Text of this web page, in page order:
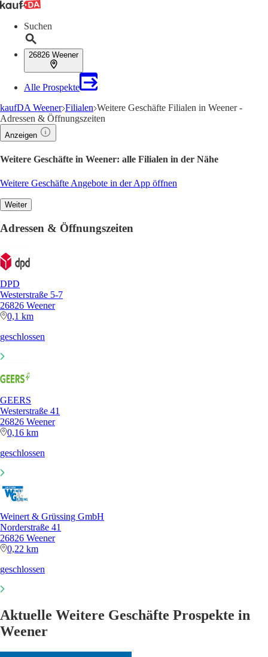
Suchen
26826 Weener
Alle Prospekte
kaufDA Weener Filialen Weitere Geschäfte Filialen in Weener -
Adressen & Öffnungszeiten
Anzeigen
Weitere Geschäfte in Weener: alle Filialen in der Nähe
Weitere Geschäfte Angebote in der App öffnen
Weiter
Adressen & Öffnungszeiten
DPD
Westerstraße 5-7
26826 Weener
0,1 km
geschlossen
GEERS
Westerstraße 41
26826 Weener
0,16 km
geschlossen
Weinert & Grüssing GmbH
Norderstraße 41
26826 Weener
0,22 km
geschlossen
Aktuelle Weitere Geschäfte Prospekte in
Weener